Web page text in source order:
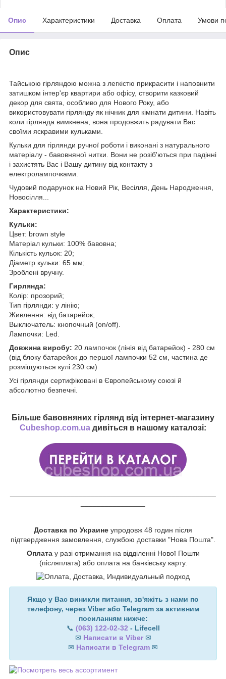
Опис Характеристики Доставка Оплата Умови
Опис
Тайською гірляндою можна з легкістю прикрасити і наповнити
затишком інтер'єр квартири або офісу, створити казковий
декор для свята, особливо для Нового Року, або
використовувати гірлянду як нічник для кімнати дитини. Навіть
коли гірлянда вимкнена, вона продовжить радувати Вас
своїми яскравими кульками.
Кульки для гірлянди ручної роботи і виконані з натурального
матеріалу - бавовняної нитки. Вони не розіб'ються при падінні
і захистять Вас і Вашу дитину від контакту з
електролампочками.
Чудовий подарунок на Новий Рік, Весілля, День Народження,
Новосілля...
Характеристики:
Кульки:
Цвет: brown style
Матеріал кульки: 100% бавовна;
Кількість кульок: 20;
Діаметр кульки: 65 мм;
Зроблені вручну.
Гирлянда:
Колір: прозорий;
Тип гірлянди: у лінію;
Живлення: від батарейок;
Выключатель: кнопочный (on/off).
Лампочки: Led.
Довжина виробу: 20 лампочок (лінія від батарейок) - 280 см
(від блоку батарейок до першої лампочки 52 см, частина де
розміщуються кулі 230 см)
Усі гірлянди сертифіковані в Європейському союзі й
абсолютно безпечні.
Більше бавовняних гірлянд від інтернет-магазину
Cubeshop.com.ua дивіться в нашому каталозі:
Доставка по Украине упродовж 48 годин після
підтвердження замовлення, службою доставки "Нова Пошта".
Оплата у разі отримання на відділенні Нової Пошти
(післяплата) або оплата на банківську карту.
Якщо у Вас виникли питання, зв'яжіть з нами по
телефону, через Viber або Telegram за активним
посиланням нижче:
📞 (063) 122-02-32 - Lifecell
✉ Написати в Viber ✉
✉ Написати в Telegram ✉